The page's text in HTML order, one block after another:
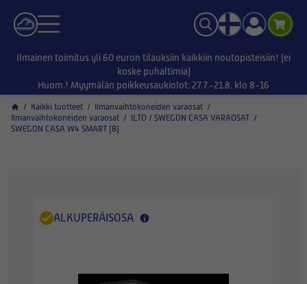
Ilmainen toimitus yli 60 euron tilauksiin kaikkiin noutopisteisiin! (ei
koske puhaltimia)
Huom.! Myymälän poikkeusaukiolot: 27.7.-21.8. klo 8-16
/ Kaikki tuotteet / Ilmanvaihtokoneiden varaosat /
Ilmanvaihtokoneiden varaosat / ILTO / SWEGON CASA VARAOSAT /
SWEGON CASA W4 SMART (B)
ALKUPERÄISOSA